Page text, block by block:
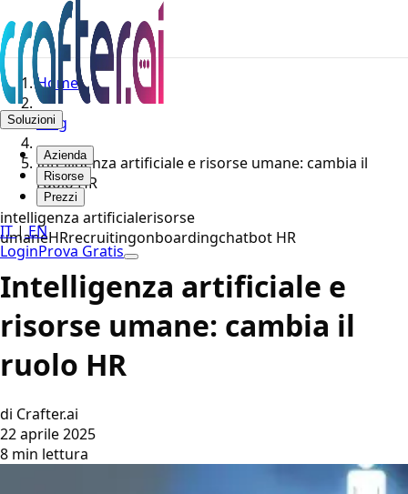
Soluzioni
Azienda
Risorse
Prezzi
IT|EN
LoginProva Gratis
Home
Blog
Intelligenza artificiale e risorse umane: cambia il
ruolo HR
intelligenza artificialerisorse
umaneHRrecruitingonboardingchatbot HR
Intelligenza artificiale e
risorse umane: cambia il
ruolo HR
di Crafter.ai
22 aprile 2025
8 min lettura